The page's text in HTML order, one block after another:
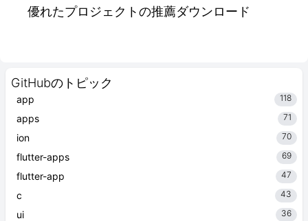
GitHubのトピック
app 118
apps 71
ion 70
flutter-apps 69
flutter-app 47
c 43
ui 36
優れたプロジェクトの推薦ダウンロード